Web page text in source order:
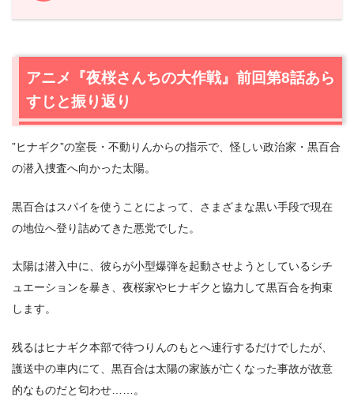
1.アニメ『夜桜さんちの大作戦』前回第8話あらすじと振り
【ネタバレあり】アニメ『夜桜さんちの大作戦』第9話
あらすじ・感想
2.1拉致事件発生
2.3太陽ｖｓ黒顔／翠ｖｓ赤青黄
2.4情報戦の先へ
3.アニメ『夜桜さんちの大作戦』第9話まとめ
アニメ『夜桜さんちの大作戦』前回第8話あら
すじと振り返り
”ヒナギク”の室長・不動りんからの指示で、怪しい政治家・黒百合
の潜入捜査へ向かった太陽。
黒百合はスパイを使うことによって、さまざまな黒い手段で現在
の地位へ登り詰めてきた悪党でした。
太陽は潜入中に、彼らが小型爆弾を起動させようとしているシチ
ュエーションを暴き、夜桜家やヒナギクと協力して黒百合を拘束
します。
残るはヒナギク本部で待つりんのもとへ連行するだけでしたが、
護送中の車内にて、黒百合は太陽の家族が亡くなった事故が故意
的なものだと匂わせ……。